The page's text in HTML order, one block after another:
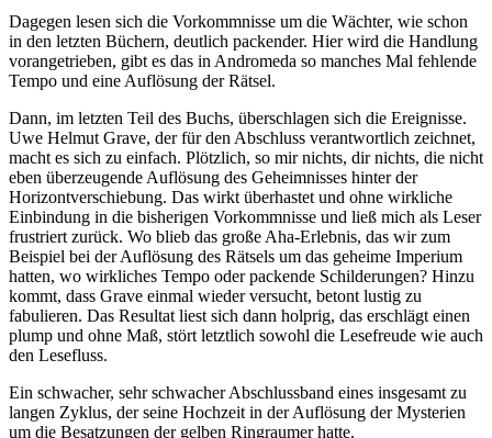
Dagegen lesen sich die Vorkommnisse um die Wächter, wie schon
in den letzten Büchern, deutlich packender. Hier wird die Handlung
vorangetrieben, gibt es das in Andromeda so manches Mal fehlende
Tempo und eine Auflösung der Rätsel.
Dann, im letzten Teil des Buchs, überschlagen sich die Ereignisse.
Uwe Helmut Grave, der für den Abschluss verantwortlich zeichnet,
macht es sich zu einfach. Plötzlich, so mir nichts, dir nichts, die nicht
eben überzeugende Auflösung des Geheimnisses hinter der
Horizontverschiebung. Das wirkt überhastet und ohne wirkliche
Einbindung in die bisherigen Vorkommnisse und ließ mich als Leser
frustriert zurück. Wo blieb das große Aha-Erlebnis, das wir zum
Beispiel bei der Auflösung des Rätsels um das geheime Imperium
hatten, wo wirkliches Tempo oder packende Schilderungen? Hinzu
kommt, dass Grave einmal wieder versucht, betont lustig zu
fabulieren. Das Resultat liest sich dann holprig, das erschlägt einen
plump und ohne Maß, stört letztlich sowohl die Lesefreude wie auch
den Lesefluss.
Ein schwacher, sehr schwacher Abschlussband eines insgesamt zu
langen Zyklus, der seine Hochzeit in der Auflösung der Mysterien
um die Besatzungen der gelben Ringraumer hatte.